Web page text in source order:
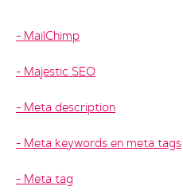
MailChimp
Majestic SEO
Meta description
Meta keywords en meta tags
Meta tag